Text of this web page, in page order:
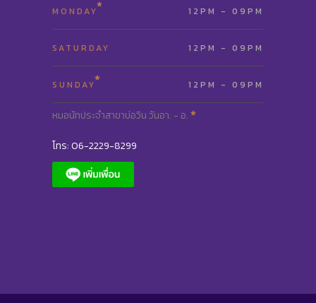
MONDAY 12PM - 09PM
SATURDAY 12PM - 09PM
SUNDAY 12PM - 09PM
หมอนัทประจำสาขาบ่อวิน วันอา. - อ.
โทร: 06-2229-8299